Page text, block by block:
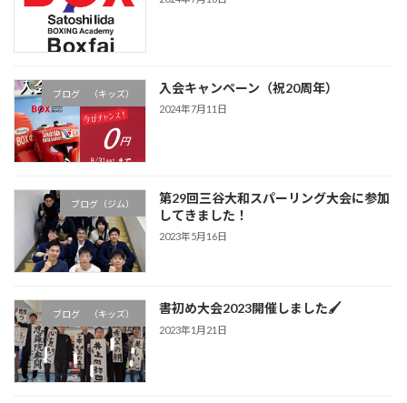
ブログ （キッズ） 入会キャンペーン（祝20周年）
2024年7月11日
ブログ（ジム）
第29回三谷大和スパーリング大会に参加
してきました！
2023年5月16日
ブログ （キッズ） 書初め大会2023開催しました🖌
2023年1月21日